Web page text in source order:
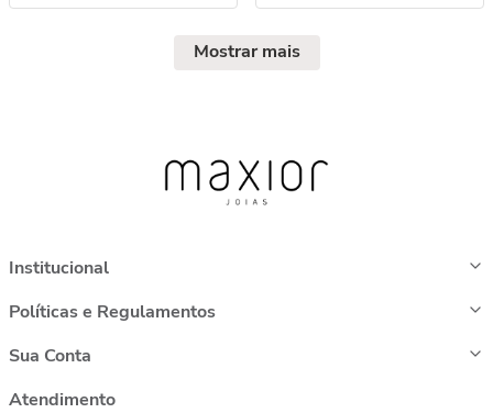
Mostrar mais
Institucional
Políticas e Regulamentos
Sua Conta
Atendimento